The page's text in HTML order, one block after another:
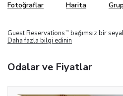
Fotoğraflar Harita
Guest Reservations TM bağımsız bir
Daha fazla bilgi edinin
Odalar ve Fiyatlar